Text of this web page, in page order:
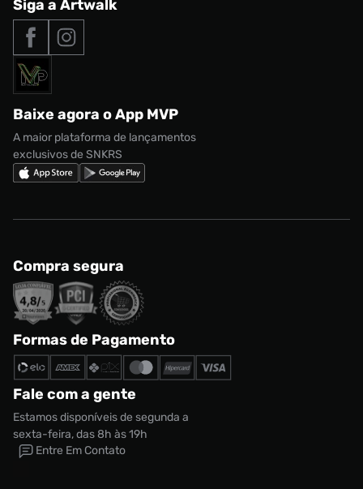
Outlet
Roupas
Acessórios
Marcas
adidas Samba
Nike Air Max
adidas Adi2000
adidas Campus
Nike Shox
Seja um franqueado
Nossas lojas
Termos de uso
Política de privacidade
Regulamento CRM/ CASHBACK
Regulamento Cupom
Central de Relacionamento
Tipos de entrega
Formas de Pagamento
Solicite seus dados
Siga a Artwalk
Baixe agora o App MVP
A maior plataforma de lançamentos
exclusivos de SNKRS
Compra segura
Formas de Pagamento
Fale com a gente
Estamos disponíveis de segunda a
sexta-feira, das 8h às 19h
Entre Em Contato